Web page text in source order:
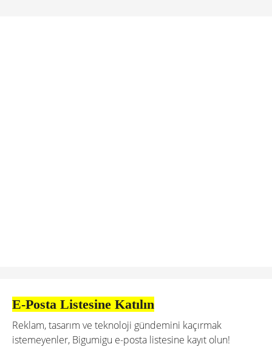
E-Posta Listesine Katılın
Reklam, tasarım ve teknoloji gündemini kaçırmak
istemeyenler, Bigumigu e-posta listesine kayıt olun!